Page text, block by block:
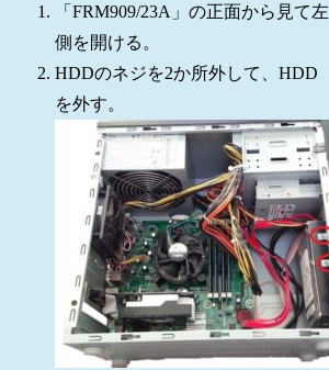
「FRM909/23A」の正面から見て左
側を開ける。
HDDのネジを2か所外して、HDD
を外す。